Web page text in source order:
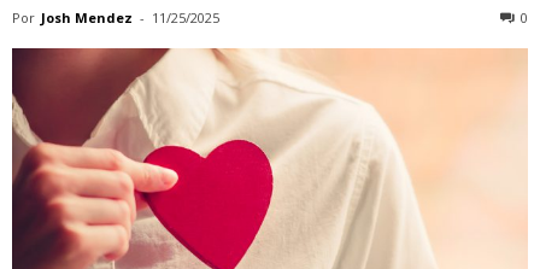
Por Josh Mendez - 11/25/2025 0